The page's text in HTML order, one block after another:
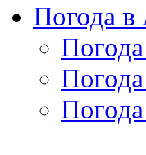
Погода в
Погода